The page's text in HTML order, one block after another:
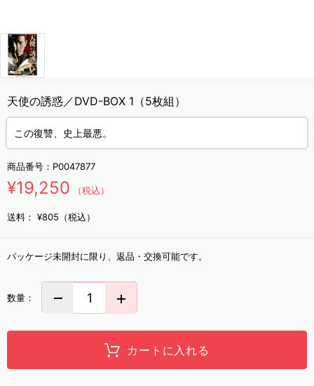
天使の誘惑／DVD-BOX 1（5枚組）
この復讐、史上最悪。
商品番号： P0047877
¥19,250 （税込）
送料： ¥805（税込）
パッケージ未開封に限り、返品・交換可能です。
数量：
カートに入れる